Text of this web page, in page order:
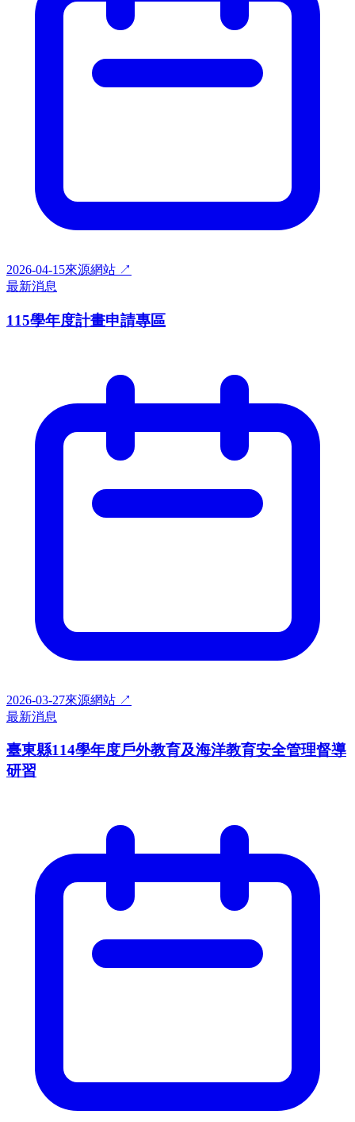
2026-04-15來源網站 ↗
最新消息
115學年度計畫申請專區
2026-03-27來源網站 ↗
最新消息
臺東縣114學年度戶外教育及海洋教育安全管理督導
研習